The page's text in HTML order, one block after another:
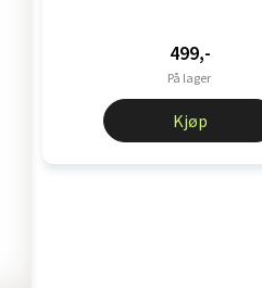
499,-
På lager
Kjøp